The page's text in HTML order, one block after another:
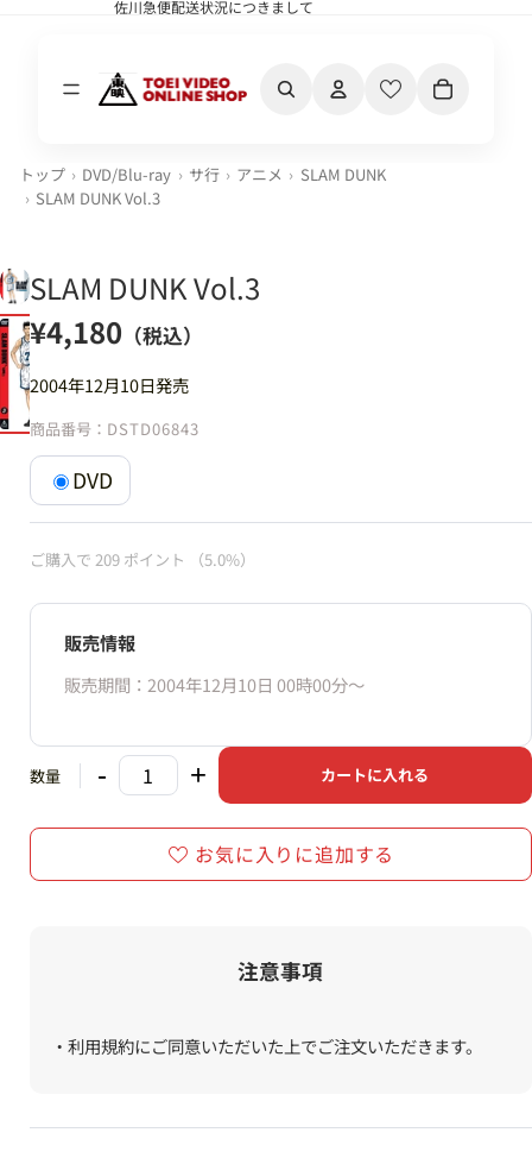
佐川急便配送状況につきまして
佐川急便配送状況につきまして
トップ DVD/Blu-ray サ行 アニメ
SLAM DUNK
SLAM DUNK Vol.3
SLAM DUNK Vol.3
¥4,180 （税込）
2004年12月10日発売
商品番号： DSTD06843
DVD
ご購入で 209 ポイント （5.0%）
販売情報
販売期間：2004年12月10日 00時00分〜
数量 - + カートに入れる
お気に入りに追加する
注意事項
・利用規約にご同意いただいた上でご注文いただきます。